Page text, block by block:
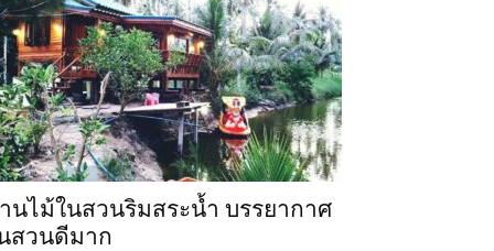
นไม้ในสวนริมสระน้ำ บรรยากาศ
สวนดีมาก